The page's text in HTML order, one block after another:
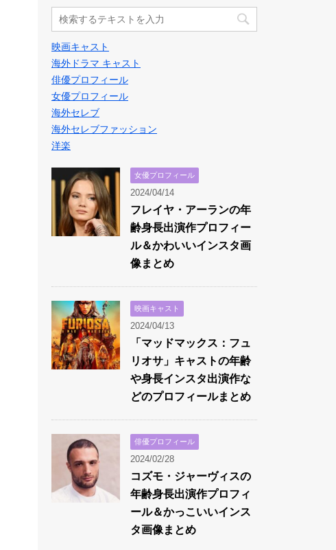
映画キャスト
海外ドラマ キャスト
俳優プロフィール
女優プロフィール
海外セレブ
海外セレブファッション
洋楽
女優プロフィール
2024/04/14
フレイヤ・アーランの年
齢身長出演作プロフィー
ル＆かわいいインスタ画
像まとめ
映画キャスト
2024/04/13
「マッドマックス：フュ
リオサ」キャストの年齢
や身長インスタ出演作な
どのプロフィールまとめ
俳優プロフィール
2024/02/28
コズモ・ジャーヴィスの
年齢身長出演作プロフィ
ール＆かっこいいインス
タ画像まとめ